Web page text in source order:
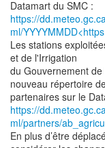
https://
ml/
Les stations
et de l'Irrigation
du Gouvernement
nouveau répertoire
https://
ml/partners/
En plus d’être